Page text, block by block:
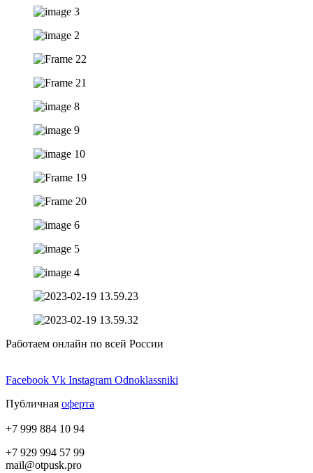
Работаем онлайн по всей России
Facebook Vk Instagram Odnoklassniki
Публичная оферта
+7 999 884 10 94
+7 929 994 57 99
mail@otpusk.pro